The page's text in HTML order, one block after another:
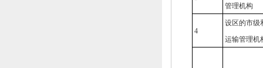
管理机构
4
设区的市级
运输管理机